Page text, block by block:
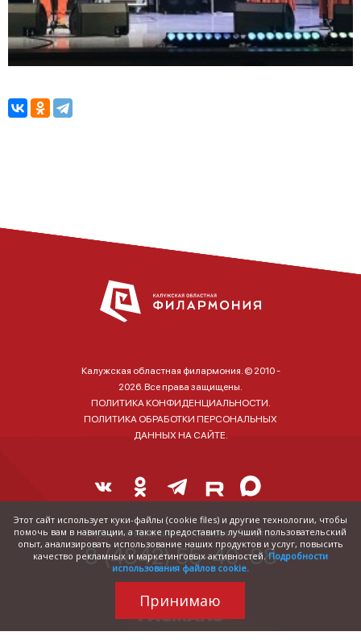
Калужская областная филармония. © 2010 -
2026. Все права защищены.
ПОЛИТИКА КОНФИДЕНЦИАЛЬНОСТИ.
ПОЛИТИКА ОБРАБОТКИ ПЕРСОНАЛЬНЫХ
ДАННЫХ НА САЙТЕ.
Справка о наличии и стоимости билетов:
8 (4842) 55-40-88
Этот сайт использует куки-файлы (cookie files) и другие технологии, чтобы
помочь вам в навигации, а также предоставить лучший пользовательский
опыт, анализировать использование наших продуктов и услуг, повысить
качество рекламных и маркетинговых активностей. Подробности
использования файлов cookie.
Принимаю